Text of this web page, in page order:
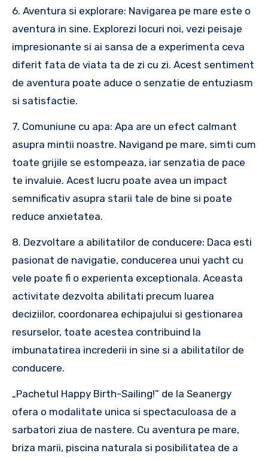
6. Aventura si explorare: Navigarea pe mare este o
aventura in sine. Explorezi locuri noi, vezi peisaje
impresionante si ai sansa de a experimenta ceva
diferit fata de viata ta de zi cu zi. Acest sentiment
de aventura poate aduce o senzatie de entuziasm
si satisfactie.
7. Comuniune cu apa: Apa are un efect calmant
asupra mintii noastre. Navigand pe mare, simti cum
toate grijile se estompeaza, iar senzatia de pace
te invaluie. Acest lucru poate avea un impact
semnificativ asupra starii tale de bine si poate
reduce anxietatea.
8. Dezvoltare a abilitatilor de conducere: Daca esti
pasionat de navigatie, conducerea unui yacht cu
vele poate fi o experienta exceptionala. Aceasta
activitate dezvolta abilitati precum luarea
deciziilor, coordonarea echipajului si gestionarea
resurselor, toate acestea contribuind la
imbunatatirea increderii in sine si a abilitatilor de
conducere.
„Pachetul Happy Birth-Sailing!” de la Seanergy
ofera o modalitate unica si spectaculoasa de a
sarbatori ziua de nastere. Cu aventura pe mare,
briza marii, piscina naturala si posibilitatea de a